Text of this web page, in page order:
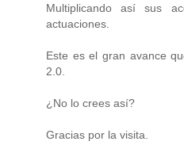
Multiplicando así sus
actuaciones.
Este es el gran avance
2.0.
¿No lo crees así?
Gracias por la visita.